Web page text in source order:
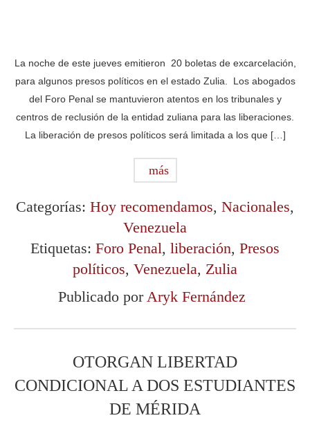
La noche de este jueves emitieron 20 boletas de excarcelación,
para algunos presos políticos en el estado Zulia. Los abogados
del Foro Penal se mantuvieron atentos en los tribunales y
centros de reclusión de la entidad zuliana para las liberaciones.
La liberación de presos políticos será limitada a los que […]
más
Categorías: Hoy recomendamos, Nacionales,
Venezuela
Etiquetas: Foro Penal, liberación, Presos
políticos, Venezuela, Zulia
Publicado porAryk Fernández
OTORGAN LIBERTAD
CONDICIONAL A DOS ESTUDIANTES
DE MÉRIDA